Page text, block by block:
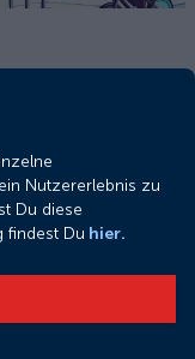
Nutzererlebnis zu
Du diese
findest Du hier.